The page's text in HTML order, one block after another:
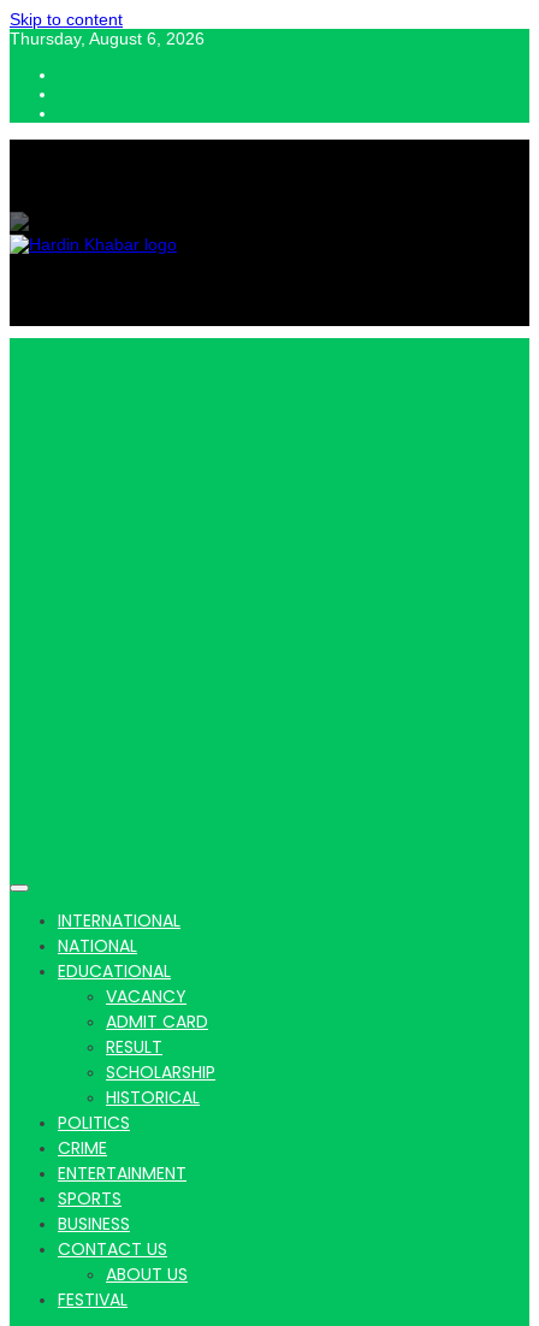
Skip to content
Thursday, August 6, 2026
Latest
Hindi
News
INTERNATIONAL
NATIONAL
EDUCATIONAL
VACANCY
ADMIT CARD
RESULT
SCHOLARSHIP
HISTORICAL
POLITICS
CRIME
ENTERTAINMENT
SPORTS
BUSINESS
CONTACT US
ABOUT US
FESTIVAL